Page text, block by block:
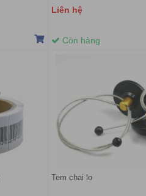
Liên hệ
Còn hàng
Tem chai lọ